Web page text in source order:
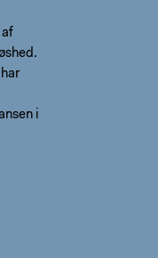
af
i